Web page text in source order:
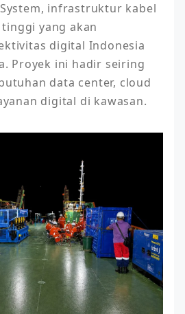
infrastruktur kabel
yang akan
digital Indonesia
Proyek ini hadir seiring
data center, cloud
digital di kawasan.